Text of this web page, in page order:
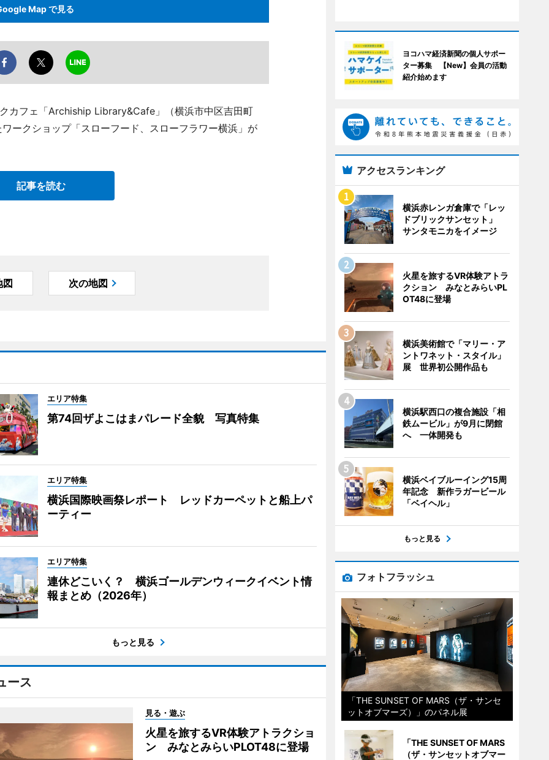
Map で見る
カフェ「Archiship Library&Cafe」（横浜市中区吉田町
ークショップ「スローフード、スローフラワー横浜」が
記事を読む
図 次の地図
エリア特集
第74回ザよこはまパレード全貌 写真特集
エリア特集
横浜国際映画祭レポート レッドカーペットと船上パ
ーティー
エリア特集
連休どこいく？ 横浜ゴールデンウィークイベント情
報まとめ（2026年）
もっと見る
ース
見る・遊ぶ
火星を旅するVR体験アトラクショ
ン みなとみらいPLOT48に登場
ヨコハマ経済新聞の個人サポー
ター募集 【New】会員の活動
紹介始めます
アクセスランキング
横浜赤レンガ倉庫で「レッ
ドブリックサンセット」
サンタモニカをイメージ
火星を旅するVR体験アトラ
クション みなとみらいPL
OT48に登場
横浜美術館で「マリー・ア
ントワネット・スタイル」
展 世界初公開作品も
横浜駅西口の複合施設「相
鉄ムービル」が9月に閉館
へ 一体開発も
横浜ベイブルーイング15周
年記念 新作ラガービール
「ベイヘル」
もっと見る
フォトフラッシュ
「THE SUNSET OF MARS（ザ・サンセ
ットオブマーズ）」のパネル展
「THE SUNSET OF MARS
（ザ・サンセットオブマー